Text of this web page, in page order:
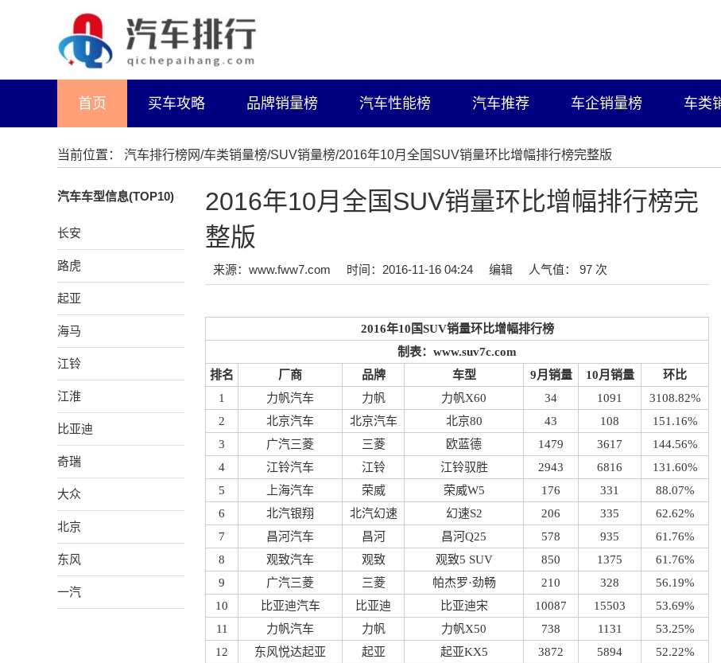
首页 买车攻略 品牌销量榜 汽车性能榜 汽车推荐 车企销量榜 车类
当前位置： 汽车排行榜网/车类销量榜/SUV销量榜/2016年10月全国SUV销量环比增幅排行榜完整版
汽车车型信息(TOP10)
长安
路虎
起亚
海马
江铃
江淮
比亚迪
奇瑞
大众
北京
东风
一汽
2016年10月全国SUV销量环比增幅排行榜完
整版
来源：www.fww7.com 时间：2016-11-16 04:24 编辑 人气值： 97 次
2016年10国SUV销量环比增幅排行榜
制表：www.suv7c.com
排名
厂商 品牌 车型 9月销量 10月销量
环比
1
力帆汽车 力帆 力帆X60 34 1091
3108.82%
2
北京汽车 北京汽车 北京80 43 108
151.16%
3
广汽三菱 三菱 欧蓝德 1479 3617
144.56%
4
江铃汽车 江铃 江铃驭胜 2943 6816
131.60%
5
上海汽车 荣威 荣威W5 176 331
88.07%
6
北汽银翔 北汽幻速 幻速S2 206 335
62.62%
7
昌河汽车 昌河 昌河Q25 578 935
61.76%
8
观致汽车 观致 观致5 SUV 850 1375
61.76%
9
广汽三菱 三菱 帕杰罗·劲畅 210 328
56.19%
10
比亚迪汽车 比亚迪 比亚迪宋 10087 15503
53.69%
11
力帆汽车 力帆 力帆X50 738 1131
53.25%
12
东风悦达起亚 起亚 起亚KX5 3872 5894
52.22%